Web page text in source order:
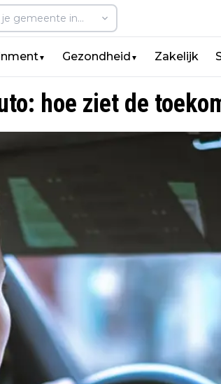
▼ Gezondheid ▼ Zakelijk
hoe ziet de